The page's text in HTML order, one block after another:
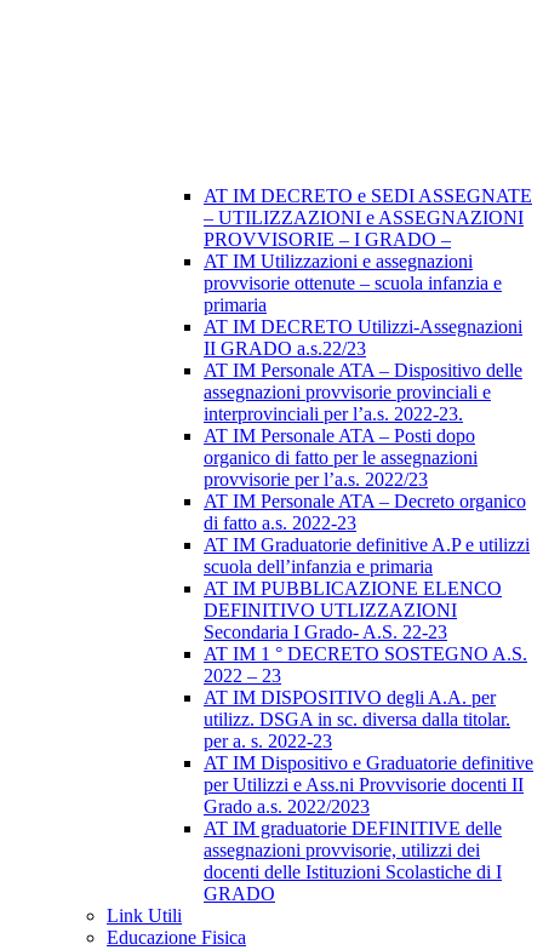
AT IM DECRETO e SEDI ASSEGNATE
– UTILIZZAZIONI e ASSEGNAZIONI
PROVVISORIE – I GRADO –
AT IM Utilizzazioni e assegnazioni
provvisorie ottenute – scuola infanzia e
primaria
AT IM DECRETO Utilizzi-Assegnazioni
II GRADO a.s.22/23
AT IM Personale ATA – Dispositivo delle
assegnazioni provvisorie provinciali e
interprovinciali per l’a.s. 2022-23.
AT IM Personale ATA – Posti dopo
organico di fatto per le assegnazioni
provvisorie per l’a.s. 2022/23
AT IM Personale ATA – Decreto organico
di fatto a.s. 2022-23
AT IM Graduatorie definitive A.P e utilizzi
scuola dell’infanzia e primaria
AT IM PUBBLICAZIONE ELENCO
DEFINITIVO UTLIZZAZIONI
Secondaria I Grado- A.S. 22-23
AT IM 1 ° DECRETO SOSTEGNO A.S.
2022 – 23
AT IM DISPOSITIVO degli A.A. per
utilizz. DSGA in sc. diversa dalla titolar.
per a. s. 2022-23
AT IM Dispositivo e Graduatorie definitive
per Utilizzi e Ass.ni Provvisorie docenti II
Grado a.s. 2022/2023
AT IM graduatorie DEFINITIVE delle
assegnazioni provvisorie, utilizzi dei
docenti delle Istituzioni Scolastiche di I
GRADO
Link Utili
Educazione Fisica